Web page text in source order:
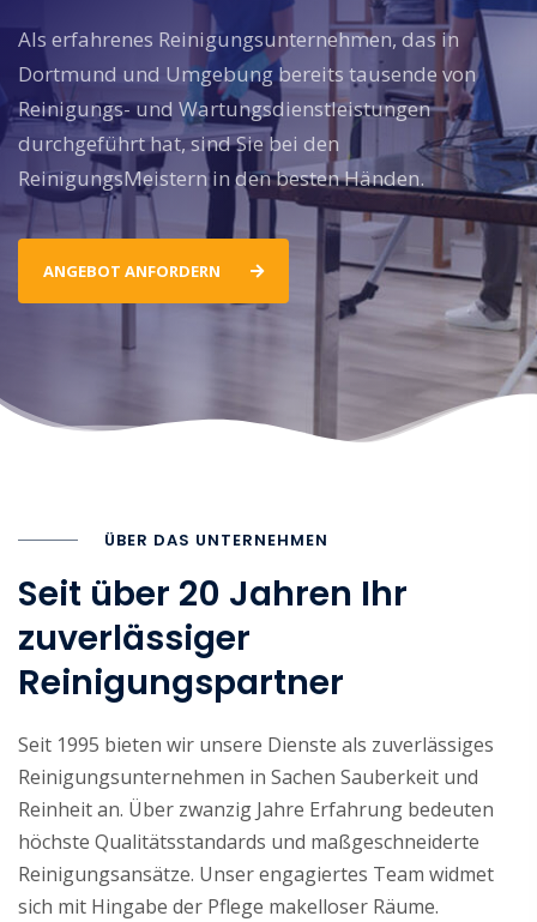
Als erfahrenes Reinigungsunternehmen, das in
Dortmund und Umgebung bereits tausende von
Reinigungs- und Wartungsdienstleistungen
durchgeführt hat, sind Sie bei den
ReinigungsMeistern in den besten Händen.
ANGEBOT ANFORDERN
ÜBER DAS UNTERNEHMEN
Seit über 20 Jahren Ihr
zuverlässiger
Reinigungspartner
Seit 1995 bieten wir unsere Dienste als zuverlässiges
Reinigungsunternehmen in Sachen Sauberkeit und
Reinheit an. Über zwanzig Jahre Erfahrung bedeuten
höchste Qualitätsstandards und maßgeschneiderte
Reinigungsansätze. Unser engagiertes Team widmet
sich mit Hingabe der Pflege makelloser Räume.